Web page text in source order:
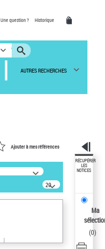
Une question ? Historique
AUTRES RECHERCHES
Ajouter à mes références
20
résultats/page
RÉCUPÉRER
LES
NOTICES
Ma
(0)